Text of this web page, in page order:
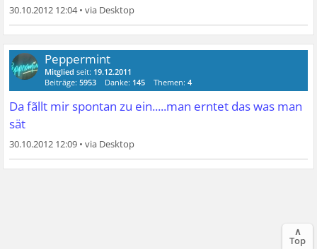
30.10.2012 12:04•
Peppermint
Mitglied seit: 19.12.2011
Beiträge:5953 Danke: 145 Themen:4
Da fãllt mir spontan zu ein.....man erntet das was man
sät
30.10.2012 12:09 •
∧
Top